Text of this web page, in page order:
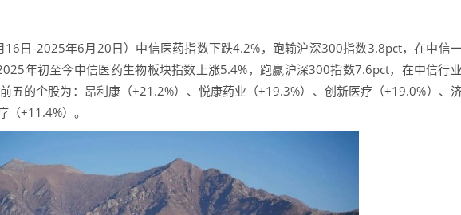
日-2025年6月20日）中信医药指数下跌4.2%，跑输沪深300指数3.8pct，在中信
年初至今中信医药生物板块指数上涨5.4%，跑赢沪深300指数7.6pct，在中信行
五的个股为：昂利康（+21.2%）、悦康药业（+19.3%）、创新医疗（+19.0%）、
（+11.4%）。